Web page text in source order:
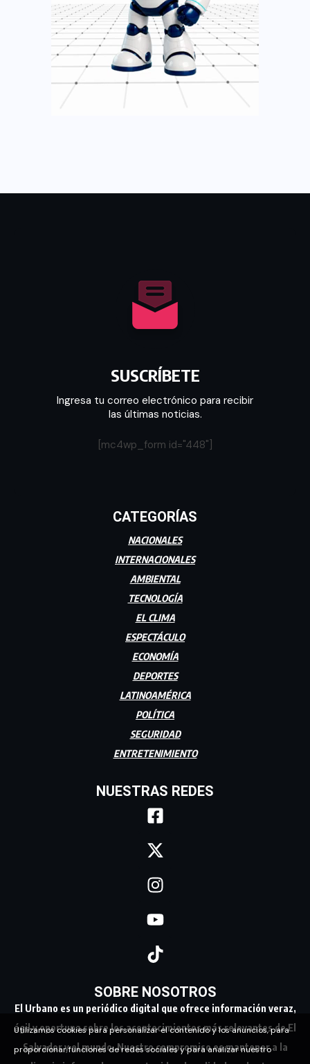
SUSCRÍBETE
Ingresa tu correo electrónico para recibir
las últimas noticias.
[mc4wp_form id="448"]
CATEGORÍAS
NACIONALES
INTERNACIONALES
AMBIENTAL
TECNOLOGÍA
EL CLIMA
ESPECTÁCULO
ECONOMÍA
DEPORTES
LATINOAMÉRICA
POLÍTICA
SEGURIDAD
ENTRETENIMIENTO
NUESTRAS REDES
SOBRE NOSOTROS
El Urbano es un periódico digital que ofrece información veraz,
ágil y oportuna sobre los acontecimientos más relevantes de El
Salvador y el mundo. Nuestro compromiso es mantener a la
Utilizamos cookies para personalizar el contenido y los anuncios, para
proporcionar funciones de redes sociales y para analizar nuestro